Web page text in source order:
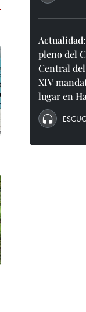
pleno del
Central
XIV
lugar en